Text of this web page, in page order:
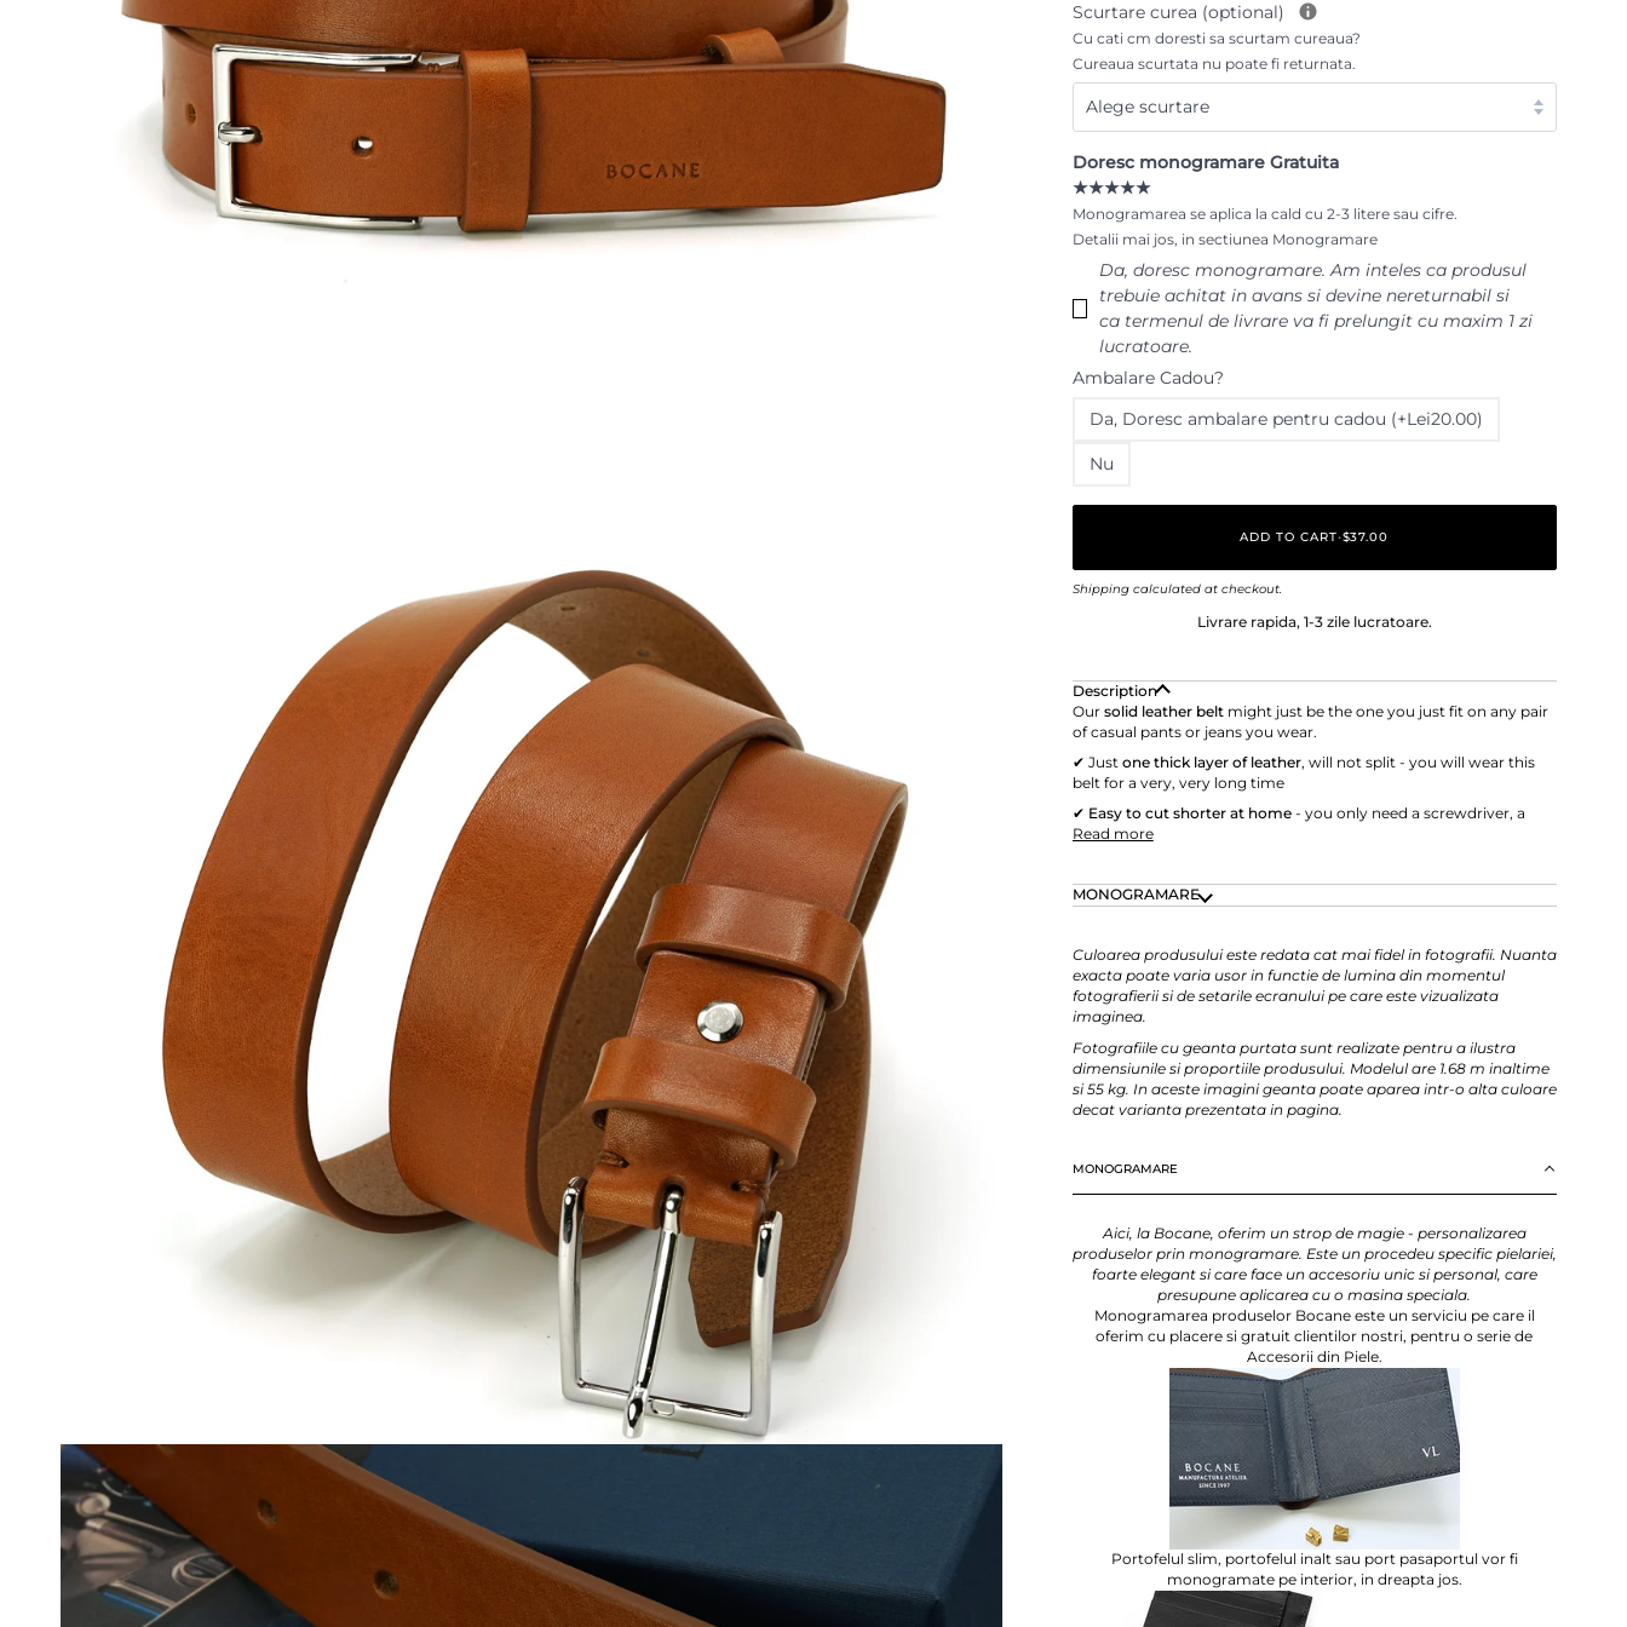
Scurtare curea (optional)
Cu cati cm doresti sa scurtam cureaua?
Cureaua scurtata nu poate fi returnata.
Doresc monogramare Gratuita
★★★★★
Monogramarea se aplica la cald cu 2-3 litere sau cifre.
Detalii mai jos, in sectiunea Monogramare
Da‚ doresc monogramare. Am inteles ca produsul
trebuie achitat in avans si devine nereturnabil si
ca termenul de livrare va fi prelungit cu maxim 1 zi
lucratoare.
Ambalare Cadou?
Da‚ Doresc ambalare pentru cadou (+Lei20.00)
Nu
ADD TO CART•$37.00
Shippingcalculated at checkout.
Livrare rapida, 1-3 zile lucratoare.
Description
Our solid leather beltmight just be the one you just fit on any pair
of casual pants or jeans you wear.
✔ Just one thick layer of leather, will not split - you will wear this
belt for a very, very long time
✔ Easy to cut shorter at home- you only need a screwdriver, a
Read more
MONOGRAMARE
Culoarea produsului este redata cat mai fidel in fotografii. Nuanta
exacta poate varia usor in functie de lumina din momentul
fotografierii si de setarile ecranului pe care este vizualizata
imaginea.
Fotografiile cu geanta purtata sunt realizate pentru a ilustra
dimensiunile si proportiile produsului. Modelul are 1.68 m inaltime
si 55 kg. In aceste imagini geanta poate aparea intr-o alta culoare
decat varianta prezentata in pagina.
MONOGRAMARE
Aici, la Bocane, oferim un strop de magie - personalizarea
produselor prin monogramare. Este un procedeu specific pielariei,
foarte elegant si care face un accesoriu unic si personal, care
presupune aplicarea cu o masina speciala.
Monogramarea produselor Bocane este un serviciu pe care il
oferim cu placere si gratuit clientilor nostri, pentru o serie de
Accesorii din Piele.
Portofelul slim, portofelul inalt sau port pasaportul vor fi
monogramate pe interior, in dreapta jos.